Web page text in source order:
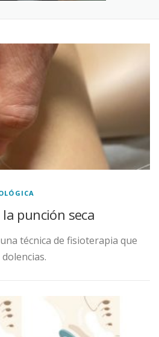
punción seca
técnica de fisioterapia que